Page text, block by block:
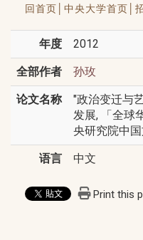
回首页│ 中央大学首页│
年度 2012
全部作者 孙玫
论文名称
"政治变迁与
发展, 「全球
央研究院中
语言 中文
Print this